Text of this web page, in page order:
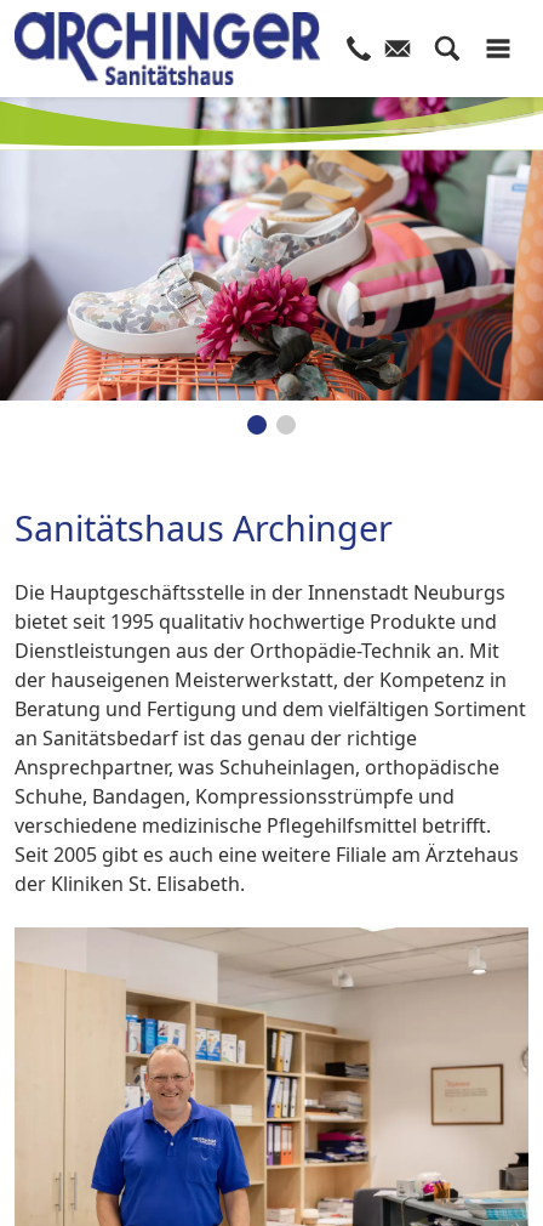
Sanitätshaus Archinger
Die Hauptgeschäftsstelle in der Innenstadt Neuburgs
bietet seit 1995 qualitativ hochwertige Produkte und
Dienstleistungen aus der Orthopädie-Technik an. Mit
der hauseigenen Meisterwerkstatt, der Kompetenz in
Beratung und Fertigung und dem vielfältigen Sortiment
an Sanitätsbedarf ist das genau der richtige
Ansprechpartner, was Schuheinlagen, orthopädische
Schuhe, Bandagen, Kompressionsstrümpfe und
verschiedene medizinische Pflegehilfsmittel betrifft.
Seit 2005 gibt es auch eine weitere Filiale am Ärztehaus
der Kliniken St. Elisabeth.